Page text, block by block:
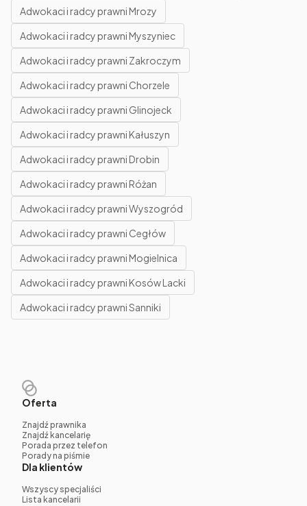
Adwokaci i radcy prawni Mrozy
Adwokaci i radcy prawni Myszyniec
Adwokaci i radcy prawni Zakroczym
Adwokaci i radcy prawni Chorzele
Adwokaci i radcy prawni Glinojeck
Adwokaci i radcy prawni Kałuszyn
Adwokaci i radcy prawni Drobin
Adwokaci i radcy prawni Różan
Adwokaci i radcy prawni Wyszogród
Adwokaci i radcy prawni Cegłów
Adwokaci i radcy prawni Mogielnica
Adwokaci i radcy prawni Kosów Lacki
Adwokaci i radcy prawni Sanniki
Oferta
Znajdź prawnika
Znajdź kancelarię
Porada przez telefon
Porady na piśmie
Dla klientów
Wszyscy specjaliści
Lista kancelarii